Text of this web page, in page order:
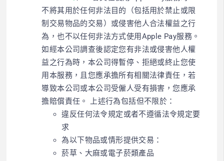
不將其用於任何非法目的（包括用於禁止或限
制交易物品的交易）或侵害他人合法權益之行
為，也不以任何非法方式使用Apple Pay服務。
如經本公司調查後認定您有非法或侵害他人權
益之行為時，本公司得暫停、拒絕或終止您使
用本服務，且您應承擔所有相關法律責任，若
導致本公司或本公司受僱人受有損害，您應承
擔賠償責任。 上述行為包括但不限於：
違反任何法令規定或者不遵循法令規定要
求
為以下物品或情形提供交易：
菸草、大麻或電子菸類產品